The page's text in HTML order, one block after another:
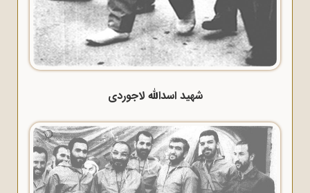
شهید اسدالله لاجوردی